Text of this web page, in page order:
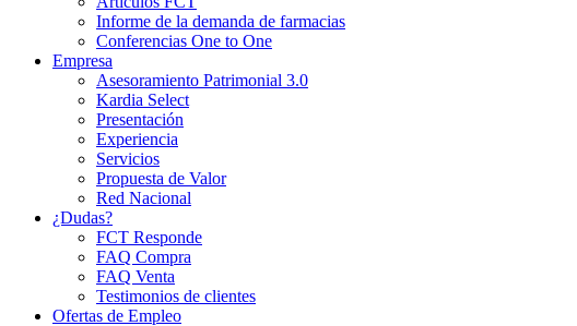
Informe de la demanda de farmacias
Conferencias One to One
Empresa
Asesoramiento Patrimonial 3.0
Kardia Select
Presentación
Experiencia
Servicios
Propuesta de Valor
Red Nacional
¿Dudas?
FCT Responde
FAQ Compra
FAQ Venta
Testimonios de clientes
Ofertas de Empleo